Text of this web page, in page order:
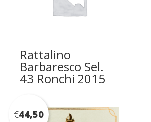
Rattalino
Barbaresco Sel.
43 Ronchi 2015
€44,50